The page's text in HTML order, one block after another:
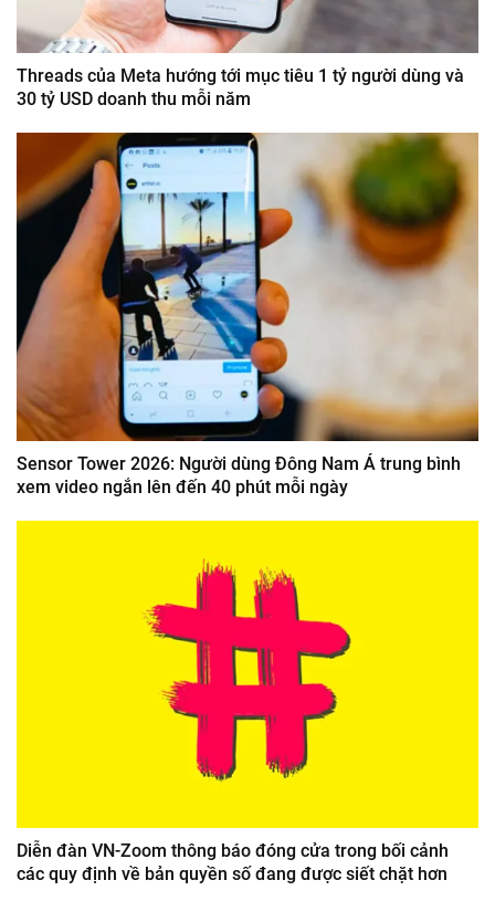
Threads của Meta hướng tới mục tiêu 1 tỷ người dùng và
30 tỷ USD doanh thu mỗi năm
Sensor Tower 2026: Người dùng Đông Nam Á trung bình
xem video ngắn lên đến 40 phút mỗi ngày
Diễn đàn VN-Zoom thông báo đóng cửa trong bối cảnh
các quy định về bản quyền số đang được siết chặt hơn